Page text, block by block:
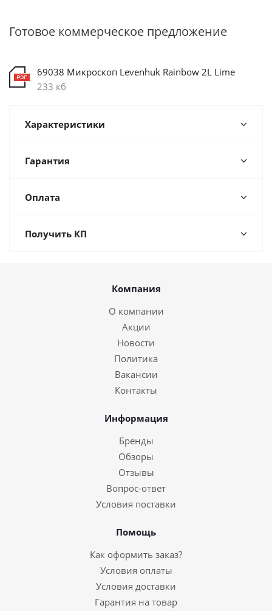
Готовое коммерческое предложение
69038 Микроскоп Levenhuk Rainbow 2L Lime
233 кб
Характеристики
Гарантия
Оплата
Получить КП
Компания
О компании
Акции
Новости
Политика
Вакансии
Контакты
Информация
Бренды
Обзоры
Отзывы
Вопрос-ответ
Условия поставки
Помощь
Как оформить заказ?
Условия оплаты
Условия доставки
Гарантия на товар